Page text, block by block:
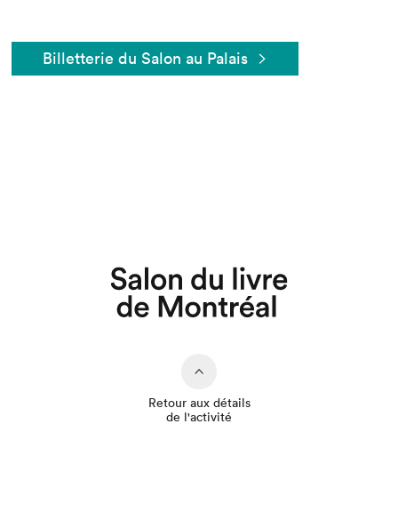
Billetterie du Salon au Palais
Retour aux détails
de l'activité